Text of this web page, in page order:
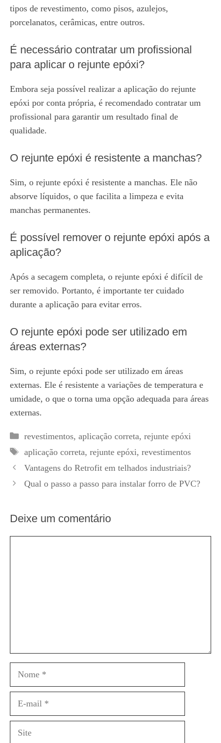
tipos de revestimento, como pisos, azulejos,
porcelanatos, cerâmicas, entre outros.
É necessário contratar um profissional
para aplicar o rejunte epóxi?
Embora seja possível realizar a aplicação do rejunte
epóxi por conta própria, é recomendado contratar um
profissional para garantir um resultado final de
qualidade.
O rejunte epóxi é resistente a manchas?
Sim, o rejunte epóxi é resistente a manchas. Ele não
absorve líquidos, o que facilita a limpeza e evita
manchas permanentes.
É possível remover o rejunte epóxi após a
aplicação?
Após a secagem completa, o rejunte epóxi é difícil de
ser removido. Portanto, é importante ter cuidado
durante a aplicação para evitar erros.
O rejunte epóxi pode ser utilizado em
áreas externas?
Sim, o rejunte epóxi pode ser utilizado em áreas
externas. Ele é resistente a variações de temperatura e
umidade, o que o torna uma opção adequada para áreas
externas.
Categorias
revestimentos, aplicação correta, rejunte epóxi
Tags
aplicação correta, rejunte epóxi, revestimentos
Vantagens do Retrofit em telhados industriais?
Qual o passo a passo para instalar forro de PVC?
Deixe um comentário